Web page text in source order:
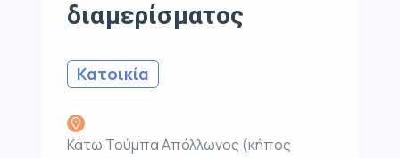
διαμερίσματος
Κατοικία
Κάτω Τούμπα Απόλλωνος (κήπος